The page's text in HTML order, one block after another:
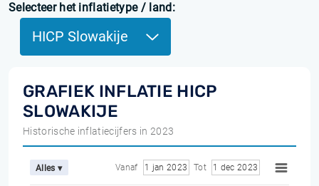
Selecteer het inflatietype / land:
HICP Slowakije
GRAFIEK INFLATIE HICP
SLOWAKIJE
Historische inflatiecijfers in 2023
Alles ▾ Vanaf 1 jan 2023 Tot 1 dec 2023